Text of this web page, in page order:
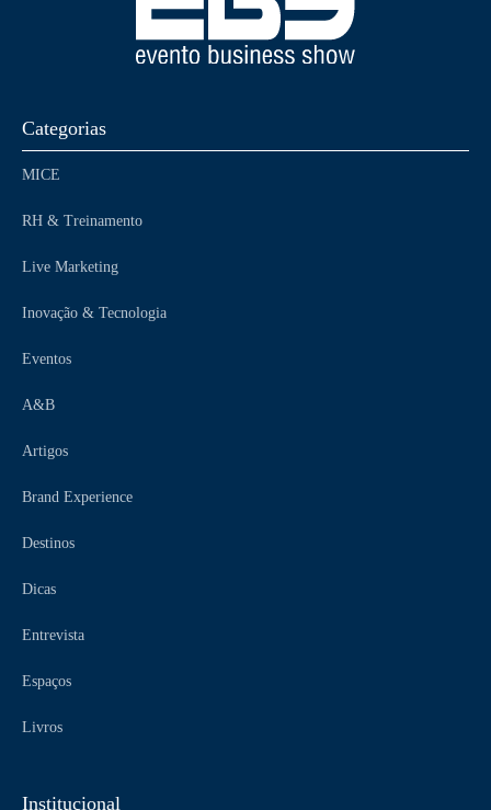
Categorias
MICE
RH & Treinamento
Live Marketing
Inovação & Tecnologia
Eventos
A&B
Artigos
Brand Experience
Destinos
Dicas
Entrevista
Espaços
Livros
Institucional